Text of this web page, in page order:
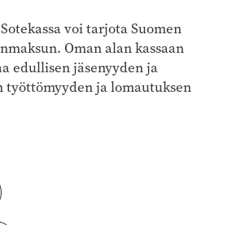
Sotekassa voi tarjota Suomen
Oman alan kassaan
edullisen jäsenyyden ja
ja lomautuksen